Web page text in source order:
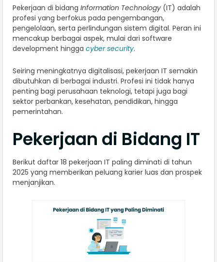
Pekerjaan di bidang Information Technology (IT) adalah
profesi yang berfokus pada pengembangan,
pengelolaan, serta perlindungan sistem digital. Peran ini
mencakup berbagai aspek, mulai dari software
development hingga cyber security.
Seiring meningkatnya digitalisasi, pekerjaan IT semakin
dibutuhkan di berbagai industri. Profesi ini tidak hanya
penting bagi perusahaan teknologi, tetapi juga bagi
sektor perbankan, kesehatan, pendidikan, hingga
pemerintahan.
Pekerjaan di Bidang IT
Berikut daftar 18 pekerjaan IT paling diminati di tahun
2025 yang memberikan peluang karier luas dan prospek
menjanjikan.